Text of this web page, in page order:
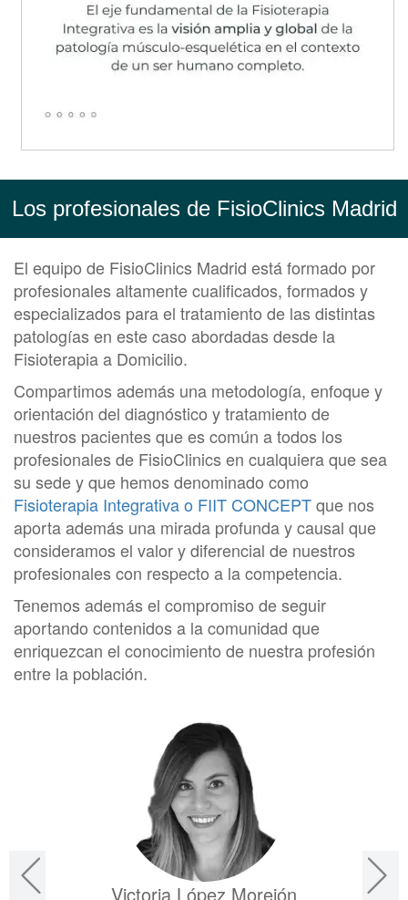
Los profesionales de FisioClinics Madrid
El equipo de FisioClinics Madrid está formado por
profesionales altamente cualificados, formados y
especializados para el tratamiento de las distintas
patologías en este caso abordadas desde la
Fisioterapia a Domicilio.
Compartimos además una metodología, enfoque y
orientación del diagnóstico y tratamiento de
nuestros pacientes que es común a todos los
profesionales de FisioClinics en cualquiera que sea
su sede y que hemos denominado como
Fisioterapia Integrativa o FIIT CONCEPTque nos
aporta además una mirada profunda y causal que
consideramos el valor y diferencial de nuestros
profesionales con respecto a la competencia.
Tenemos además el compromiso de seguir
aportando contenidos a la comunidad que
enriquezcan el conocimiento de nuestra profesión
entre la población.
Victoria López Morejón